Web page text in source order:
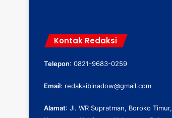
Kontak Redaksi
Telepon: 0821-9683-0259
Email: redaksibinadow@gmail.com
Alamat: Jl. WR Supratman, Boroko Timur,